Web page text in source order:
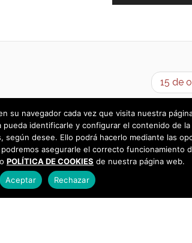
15 de
navegador cada vez que visita nuestra
identificarle y configurar el contenido de
desee. Ello podrá hacerlo mediante las
asegurarle el correcto funcionamiento
POLÍTICA DE COOKIES de nuestra página web.
Aceptar
Rechazar